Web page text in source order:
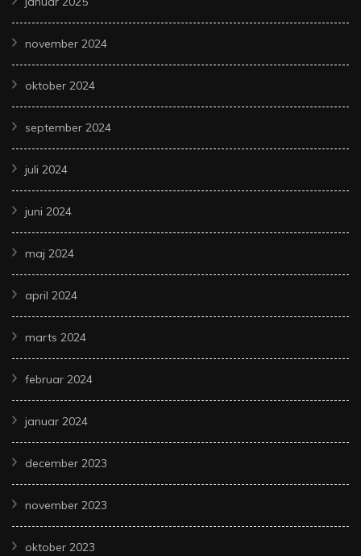
november 2024
oktober 2024
september 2024
juli 2024
juni 2024
maj 2024
april 2024
marts 2024
februar 2024
januar 2024
december 2023
november 2023
oktober 2023